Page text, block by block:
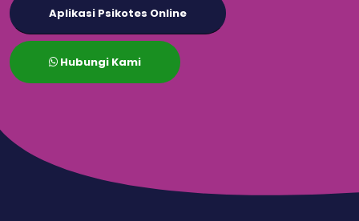
Aplikasi Psikotes Online
Hubungi Kami